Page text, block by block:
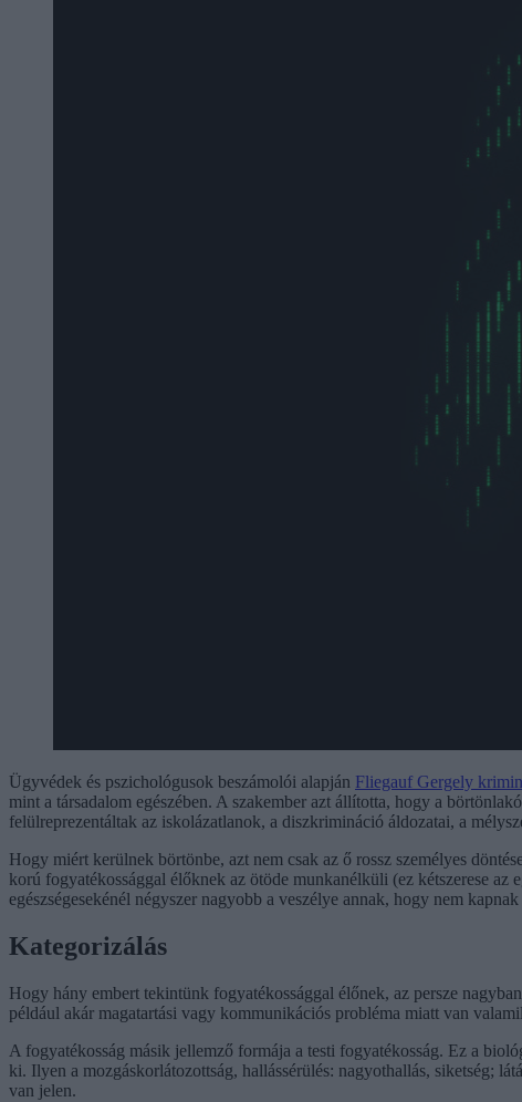
Ügyvédek és pszichológusok beszámolói alapján Fliegauf Gergely
mint a társadalom egészében. A szakember azt állította, hogy a
felülreprezentáltak az iskolázatlanok, a diszkrimináció áldozatai, a
Hogy miért kerülnek börtönbe, azt nem csak az ő rossz személyes
korú fogyatékossággal élőknek az ötöde munkanélküli (ez kétszerese
egészségesekénél négyszer nagyobb a veszélye annak, hogy nem
Kategorizálás
Hogy hány embert tekintünk fogyatékossággal élőnek, az persze
például akár magatartási vagy kommunikációs probléma miatt van
A fogyatékosság másik jellemző formája a testi fogyatékosság. Ez a
ki. Ilyen a mozgáskorlátozottság, hallássérülés: nagyothallás, siketség;
van jelen.